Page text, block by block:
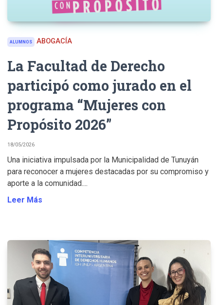
ALUMNOS ABOGACÍA
La Facultad de Derecho
participó como jurado en el
programa “Mujeres con
Propósito 2026”
18/05/2026
Una iniciativa impulsada por la Municipalidad de Tunuyán
para reconocer a mujeres destacadas por su compromiso y
aporte a la comunidad....
Leer Más